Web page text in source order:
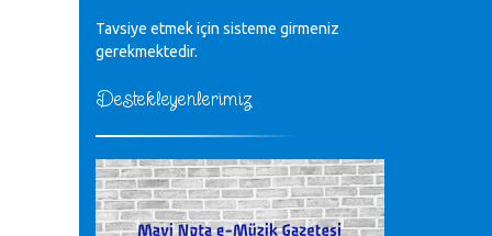
♪
sayın müfit bey bilgilerinizi kontrol
edi 6440 sayılı cso kurulrş kanununda
Tavsiye etmek için sisteme girmeniz
gerekmektedir.
Destekleyenlerimiz